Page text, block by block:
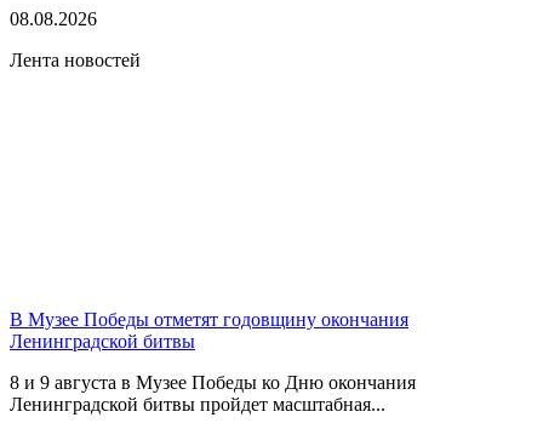
08.08.2026
Лента новостей
В Музее Победы отметят годовщину окончания
Ленинградской битвы
8 и 9 августа в Музее Победы ко Дню окончания
Ленинградской битвы пройдет масштабная...